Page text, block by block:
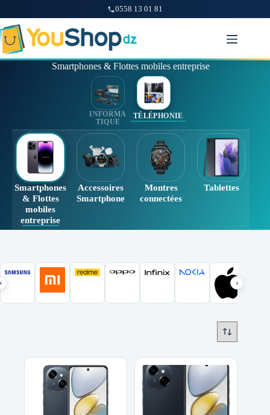
0558 13 01 81
Passer
au
contenu
Smartphones & Flottes mobiles entreprise
INFORMA
TIQUE
TÉLÉPHONIE
Smartphones
& Flottes
mobiles
entreprise
Accessoires
Smartphone
Montres
connectées
Tablettes
›